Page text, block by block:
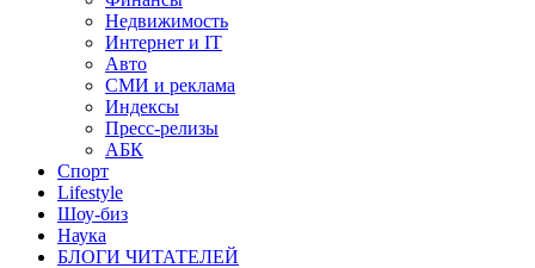
Недвижимость
Интернет и IT
Авто
СМИ и реклама
Индексы
Пресс-релизы
АБК
Спорт
Lifestyle
Шоу-биз
Наука
БЛОГИ ЧИТАТЕЛЕЙ